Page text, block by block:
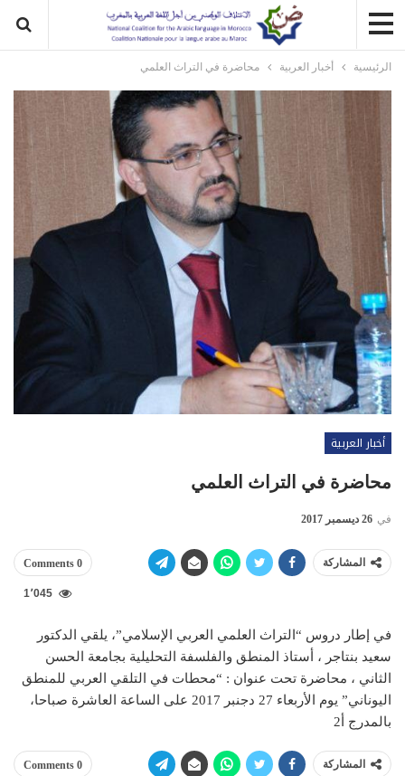
الرئيسية أخبار العربية محاضرة في التراث العلمي‎
أخبار العربية
محاضرة في التراث العلمي‎
في 26 ديسمبر 2017
المشاركة 0 Comments
1٬045
في إطار دروس “التراث العلمي العربي الإسلامي”، يلقي الدكتور
سعيد بنتاجر ، أستاذ المنطق والفلسفة التحليلية بجامعة الحسن
الثاني ، محاضرة تحت عنوان : “محطات في التلقي العربي للمنطق
اليوناني” يوم الأربعاء 27 دجنبر 2017 على الساعة العاشرة صباحا،
بالمدرج أ2
المشاركة 0 Comments